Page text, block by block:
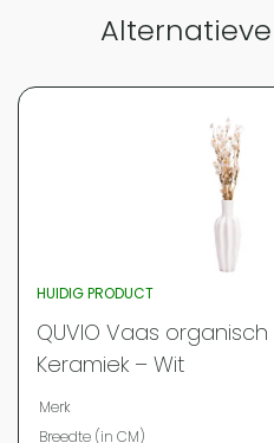
Vergelijk met
HUIDIG PRODUCT
QUVIO Vaas
Keramiek – Wit
Merk
Breedte (in CM)